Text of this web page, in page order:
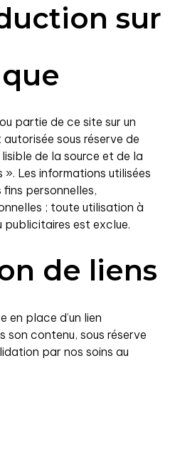
sur
partie de ce site sur un
sous réserve de
de la source et de la
Les informations utilisées
fins personnelles,
; toute utilisation à
publicitaires est exclue.
de liens
en place d’un lien
contenu, sous réserve
par nos soins au